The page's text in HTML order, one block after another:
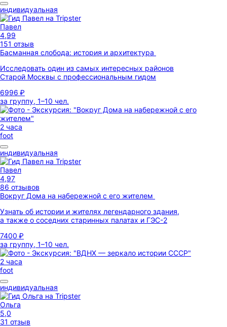
индивидуальная
Павел
4,99
151 отзыв
Басманная слобода: история и архитектура
Исследовать один из самых интересных районов
Старой Москвы с профессиональным гидом
6996 ₽
за группу, 1–10 чел.
2 часа
foot
индивидуальная
Павел
4,97
86 отзывов
Вокруг Дома на набережной с его жителем
Узнать об истории и жителях легендарного здания,
а также о соседних старинных палатах и ГЭС-2
7400 ₽
за группу, 1–10 чел.
2 часа
foot
индивидуальная
Ольга
5,0
31 отзыв